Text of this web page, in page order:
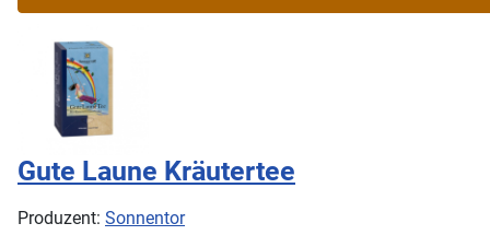
Gute Laune Kräutertee
Produzent: Sonnentor